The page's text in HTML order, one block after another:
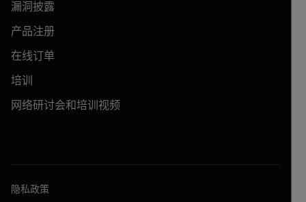
漏洞披露
产品注册
在线订单
培训
网络研讨会和培训视频
隐私政策